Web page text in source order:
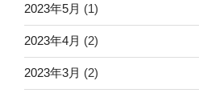
2023年5月 (1)
2023年4月 (2)
2023年3月 (2)